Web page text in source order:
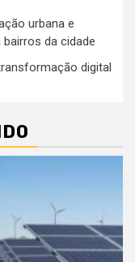
urbana e
da cidade
digital